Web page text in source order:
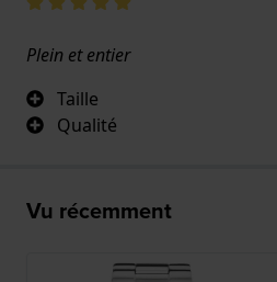
Plein et entier
Taille
Qualité
Vu récemment